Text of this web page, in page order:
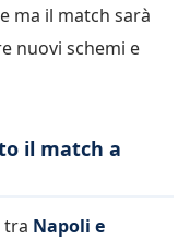
ma il match sarà
nuovi schemi e
il match a
tra Napoli e